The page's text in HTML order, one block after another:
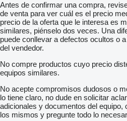
Antes de confirmar una compra,
de venta para ver cuál es el precio
precio de la oferta que le interesa es
similares, piénselo dos veces. Una
puede conllevar a defectos ocultos o
del vendedor.
No compre productos cuyo precio
equipos similares.
No acepte compromisos dudosos o
lo tiene claro, no dude en solicitar
adicionales y documentos del equipo,
los mismos y pregunte todo lo